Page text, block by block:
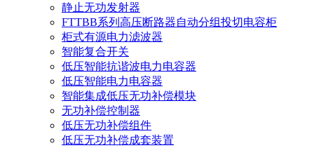
静止无功发射器
FTTBB系列高压断路器自动分组投切电容柜
柜式有源电力滤波器
智能复合开关
低压智能抗谐波电力电容器
低压智能电力电容器
智能集成低压无功补偿模块
无功补偿控制器
低压无功补偿组件
低压无功补偿成套装置